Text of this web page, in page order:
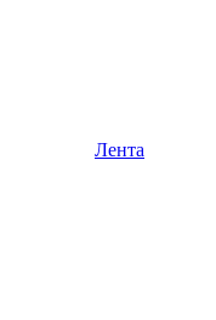
Лента